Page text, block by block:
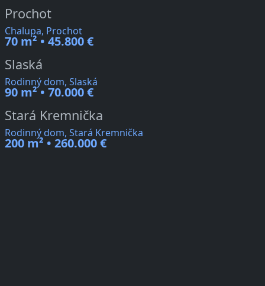
Prochot
Chalupa, Prochot
70 m² • 45.800 €
Slaská
Rodinný dom, Slaská
90 m² • 70.000 €
Stará Kremnička
Rodinný dom, Stará Kremnička
200 m² • 260.000 €